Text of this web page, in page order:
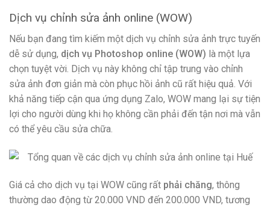
Dịch vụ chỉnh sửa ảnh online (WOW)
Nếu bạn đang tìm kiếm một dịch vụ chỉnh sửa ảnh trực tuyến
dễ sử dụng, dịch vụ Photoshop online (WOW) là một lựa
chọn tuyệt vời. Dịch vụ này không chỉ tập trung vào chỉnh
sửa ảnh đơn giản mà còn phục hồi ảnh cũ rất hiệu quả. Với
khả năng tiếp cận qua ứng dụng Zalo, WOW mang lại sự tiện
lợi cho người dùng khi họ không cần phải đến tận nơi mà vẫn
có thể yêu cầu sửa chữa.
Giá cả cho dịch vụ tại WOW cũng rất phải chăng, thông
thường dao động từ 20.000 VND đến 200.000 VND, tương